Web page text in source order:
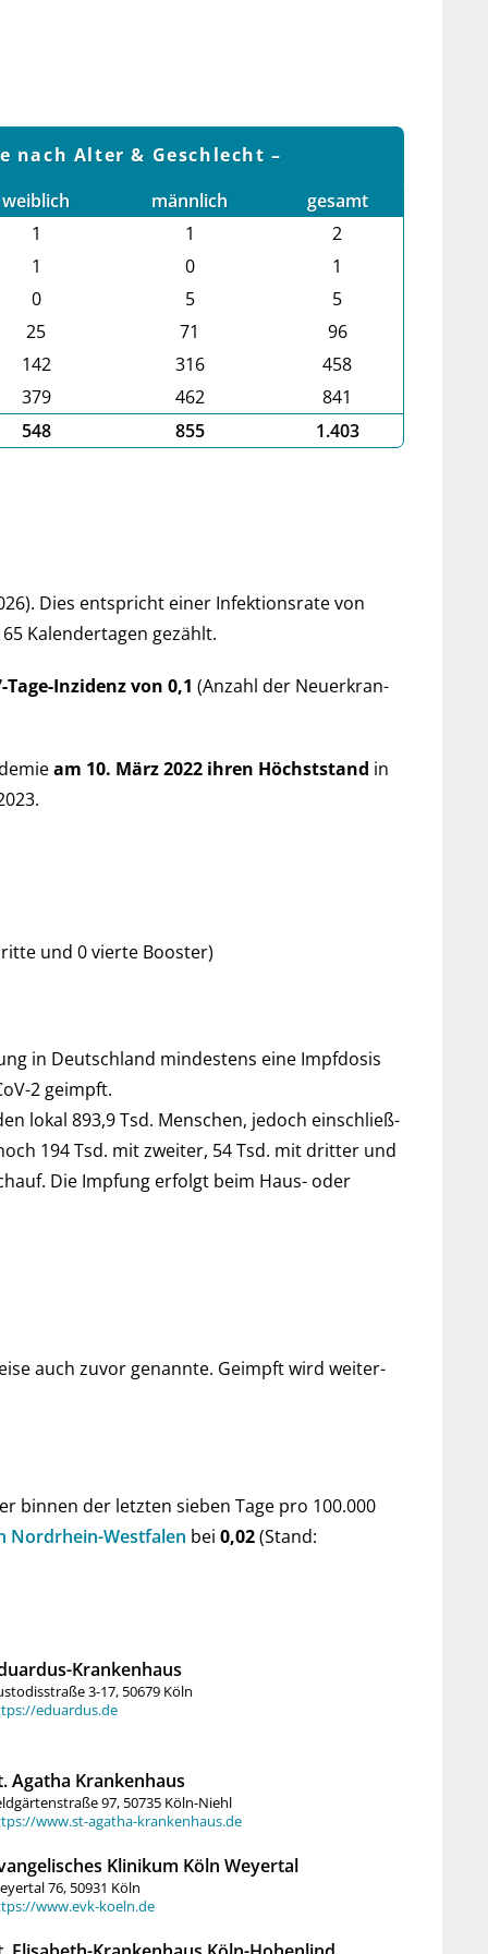
nach Alter & Geschlecht
weiblich
männlich
gesamt
1
1
2
1
0
1
0
5
5
25
71
96
142
316
458
379
462
841
548
855 1.403
Dies ent­spricht einer Infek­tions­rate von
Kalender­tagen gezählt.
Inzi­denz von 0,1 (An­zahl der Neu­er­kran­
am 10. März 2022 ihren Höchst­stand in
und 0 vierte Booster)
in Deutsch­land min­des­tens eine Impf­dosis
2 geimpft.
lokal 893,9 Tsd. Men­schen, je­doch ein­schließ­
194 Tsd. mit zwei­ter, 54 Tsd. mit drit­ter und
Die Imp­fung er­folgt beim Haus- oder
auch zu­vor ge­nannte. Ge­impft wird weiter­
bin­nen der letz­ten sie­ben Tage pro 100.000
Nord­rhein-West­falen bei 0,02(Stand:
Krankenhaus
3-17, 50679 Köln
eduardus.de
Agatha Krankenhaus
97, 50735 Köln-Niehl
www.st-agatha-krankenhaus.de
Klinikum Köln Weyertal
76, 50931 Köln
www.evk-koeln.de